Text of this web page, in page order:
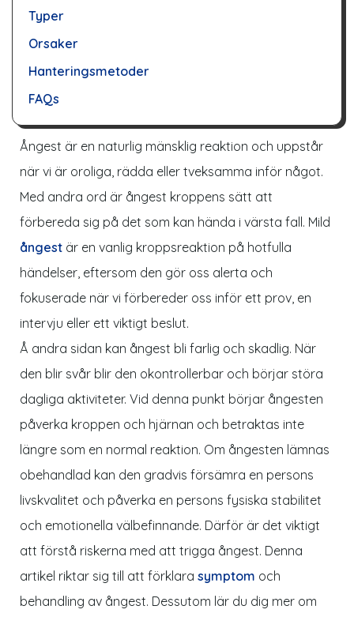
Typer
Orsaker
Hanteringsmetoder
FAQs
Ångest är en naturlig mänsklig reaktion och uppstår
när vi är oroliga, rädda eller tveksamma inför något.
Med andra ord är ångest kroppens sätt att
förbereda sig på det som kan hända i värsta fall. Mild
ångest är en vanlig kroppsreaktion på hotfulla
händelser, eftersom den gör oss alerta och
fokuserade när vi förbereder oss inför ett prov, en
intervju eller ett viktigt beslut.
Å andra sidan kan ångest bli farlig och skadlig. När
den blir svår blir den okontrollerbar och börjar störa
dagliga aktiviteter. Vid denna punkt börjar ångesten
påverka kroppen och hjärnan och betraktas inte
längre som en normal reaktion. Om ångesten lämnas
obehandlad kan den gradvis försämra en persons
livskvalitet och påverka en persons fysiska stabilitet
och emotionella välbefinnande. Därför är det viktigt
att förstå riskerna med att trigga ångest. Denna
artikel riktar sig till att förklara symptom och
behandling av ångest. Dessutom lär du dig mer om